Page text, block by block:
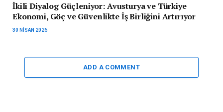
İkili Diyalog Güçleniyor: Avusturya ve Türkiye
Ekonomi, Göç ve Güvenlikte İş Birliğini Artırıyor
30 NISAN 2026
ADD A COMMENT